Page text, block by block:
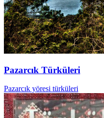
Pazarcık Türküleri
Pazarcık yöresi türküleri